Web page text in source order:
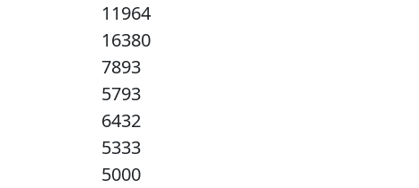
11964
16380
7893
5793
6432
5333
5000